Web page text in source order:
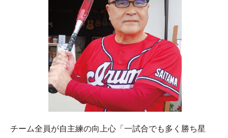
チーム全員が自主練の向上心「一試合でも多く勝ち星